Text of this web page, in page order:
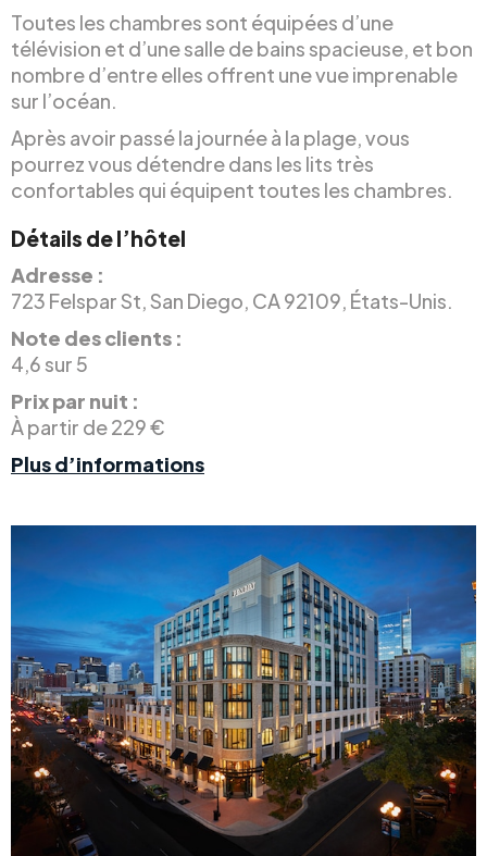
Toutes les chambres sont équipées d’une
télévision et d’une salle de bains spacieuse, et bon
nombre d’entre elles offrent une vue imprenable
sur l’océan.
Après avoir passé la journée à la plage, vous
pourrez vous détendre dans les lits très
confortables qui équipent toutes les chambres.
Détails de l’hôtel
Adresse :
723 Felspar St, San Diego, CA 92109, États-Unis.
Note des clients :
4,6 sur 5
Prix par nuit :
À partir de 229 €
Plus d’informations